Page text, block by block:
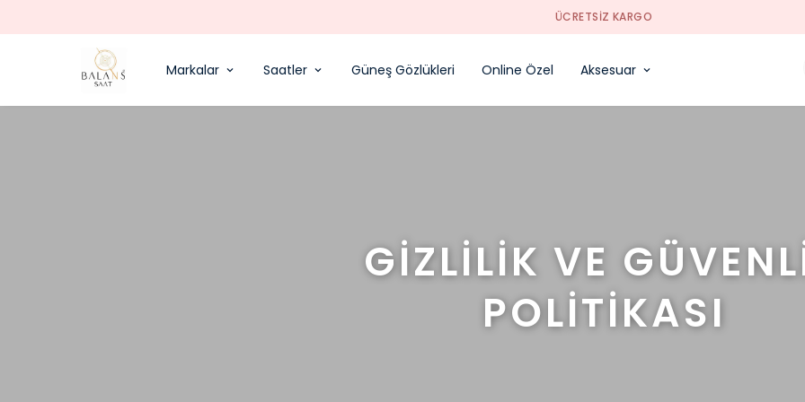
SORUNSUZ İADE
Markalar Saatler Güneş Gözlükleri Online Özel Aksesuar
GİZLİLİK VE
POLİTİKASI